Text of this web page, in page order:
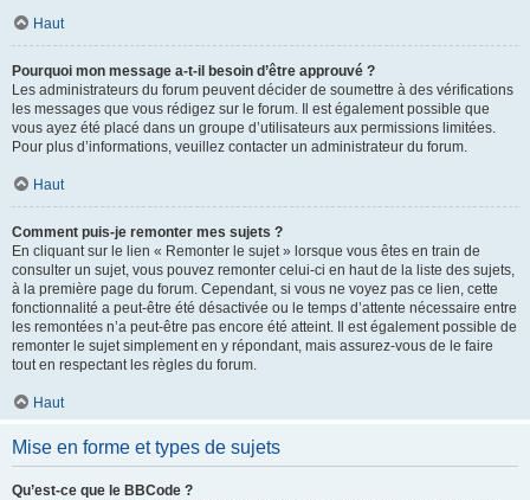
Haut
Pourquoi mon message a-t-il besoin d’être approuvé ?
Les administrateurs du forum peuvent décider de soumettre à des vérifications
les messages que vous rédigez sur le forum. Il est également possible que
vous ayez été placé dans un groupe d’utilisateurs aux permissions limitées.
Pour plus d’informations, veuillez contacter un administrateur du forum.
Haut
Comment puis-je remonter mes sujets ?
En cliquant sur le lien « Remonter le sujet » lorsque vous êtes en train de
consulter un sujet, vous pouvez remonter celui-ci en haut de la liste des sujets,
à la première page du forum. Cependant, si vous ne voyez pas ce lien, cette
fonctionnalité a peut-être été désactivée ou le temps d’attente nécessaire entre
les remontées n’a peut-être pas encore été atteint. Il est également possible de
remonter le sujet simplement en y répondant, mais assurez-vous de le faire
tout en respectant les règles du forum.
Haut
Mise en forme et types de sujets
Qu’est-ce que le BBCode ?